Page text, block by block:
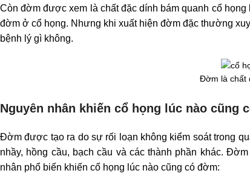
Còn đờm được xem là chất đặc dính bám quanh cổ
đờm ở cổ họng. Nhưng khi xuất hiện đờm đặc thường
bệnh lý gì không.
Đờm là chất
Nguyên nhân khiến cổ họng lúc nào cũng
Đờm được tạo ra do sự rối loạn không kiểm soát trong
nhầy, hồng cầu, bạch cầu và các thành phần khác.
nhân phổ biến khiến cổ họng lúc nào cũng có đờm: